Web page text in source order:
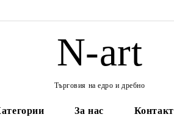
N-art
Търговия на едро и дребно
За нас Контакт